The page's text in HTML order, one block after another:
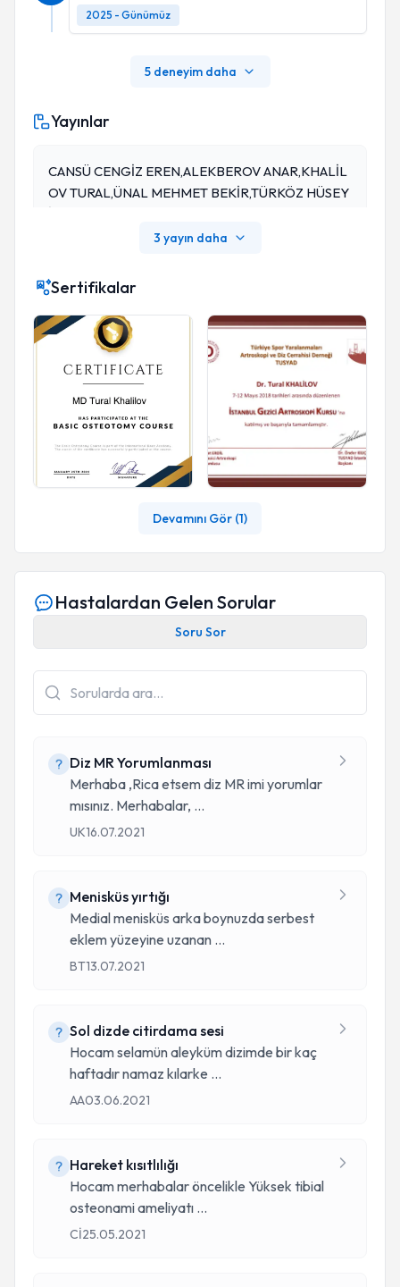
2025 - Günümüz
5 deneyim daha
Yayınlar
CANSÜ CENGİZ EREN,ALEKBEROV ANAR,KHALİL
OV TURAL,ÜNAL MEHMET BEKİR,TÜRKÖZ HÜSEY
Yeni Etyolojik Faktör Ekstraskeletal Kondrom", 14. Ul
3 yayın daha
Sertifikalar
Devamını Gör (1)
Hastalardan Gelen Sorular
Soru Sor
Diz MR Yorumlanması
Merhaba ,Rica etsem diz MR imi yorumlar
mısınız. Merhabalar, ...
UK16.07.2021
Menisküs yırtığı
Medial menisküs arka boynuzda serbest
eklem yüzeyine uzanan ...
BT13.07.2021
Sol dizde citirdama sesi
Hocam selamün aleyküm dizimde bir kaç
haftadır namaz kılarke ...
AA03.06.2021
Hareket kısıtlılığı
Hocam merhabalar öncelikle Yüksek tibial
osteonami ameliyatı ...
Cİ25.05.2021